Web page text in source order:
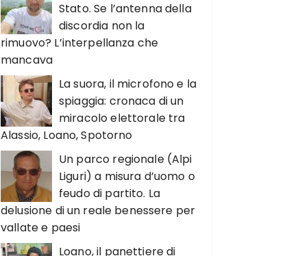
Stato. Se l’antenna della
discordia non la
rimuovo? L’interpellanza che
mancava
La suora, il microfono e la
spiaggia: cronaca di un
miracolo elettorale tra
Alassio, Loano, Spotorno
Un parco regionale (Alpi
Liguri) a misura d’uomo o
feudo di partito. La
delusione di un reale benessere per
vallate e paesi
Loano, il panettiere di